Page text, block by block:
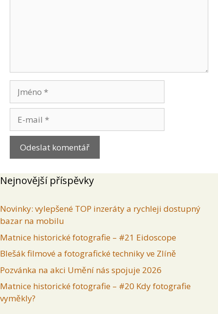
mail
Nejnovější příspěvky
Novinky: vylepšené TOP inzeráty a rychleji dostupný
bazar na mobilu
Matnice historické fotografie – #21 Eidoscope
Blešák filmové a fotografické techniky ve Zlíně
Pozvánka na akci Umění nás spojuje 2026
Matnice historické fotografie – #20 Kdy fotografie
vyměkly?